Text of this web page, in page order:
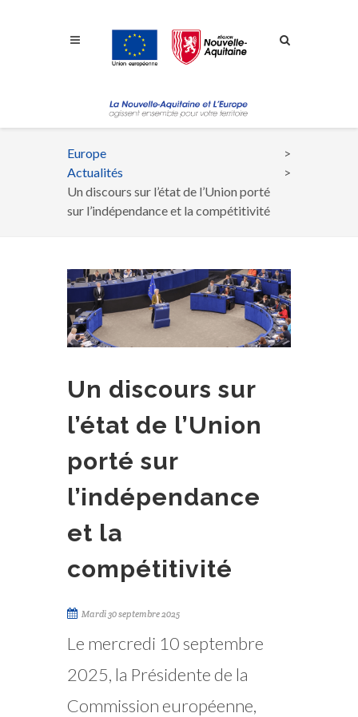
Fil
d'Ariane
Europe
Actualités
Un discours sur l’état de l’Union porté
sur l’indépendance et la compétitivité
Un discours sur
l’état de l’Union
porté sur
l’indépendance
et la
compétitivité
Mardi 30 septembre 2025
Le mercredi 10 septembre
2025, la Présidente de la
Commission européenne,